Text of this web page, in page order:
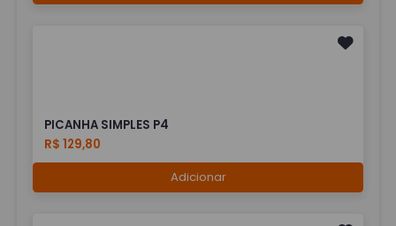
PICANHA SIMPLES P4
R$ 129,80
Adicionar